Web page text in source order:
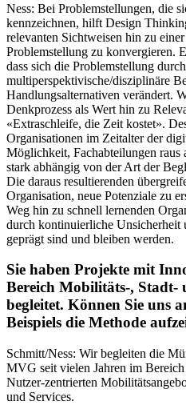
Ness: Bei Problemstellungen, die
kennzeichnen, hilft Design
relevanten Sichtweisen hin zu
Problemstellung zu konvergieren.
dass sich die Problemstellung
multiperspektivische/disziplinäre
Handlungsalternativen verändert.
Denkprozess als Wert hin zu
«Extraschleife, die Zeit kostet».
Organisationen im Zeitalter der
Möglichkeit, Fachabteilungen raus
stark abhängig von der Art der
Die daraus resultierenden
Organisation, neue Potenziale zu
Weg hin zu schnell lernenden
durch kontinuierliche Unsicherheit
geprägt sind und bleiben werden.
Sie haben Projekte mit
Bereich Mobilitäts-, Stadt-
begleitet. Können Sie uns
Beispiels die Methode
Schmitt/Ness: Wir begleiten die
MVG seit vielen Jahren im
Nutzer-zentrierten
und Services.